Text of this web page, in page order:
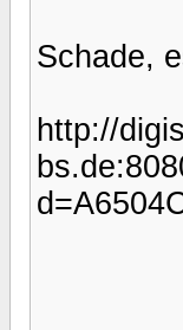
Schade,
http://